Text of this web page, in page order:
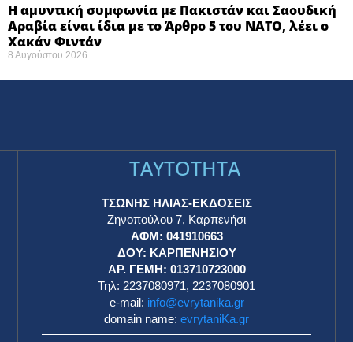
Η αμυντική συμφωνία με Πακιστάν και Σαουδική
Αραβία είναι ίδια με το Άρθρο 5 του ΝΑΤΟ, λέει ο
Χακάν Φιντάν
8 Αυγούστου 2026
TAYTOTHTA
ΤΣΩΝΗΣ ΗΛΙΑΣ-ΕΚΔΟΣΕΙΣ
Ζηνοπούλου 7, Καρπενήσι
ΑΦΜ: 041910663
ΔΟΥ: ΚΑΡΠΕΝΗΣΙΟΥ
ΑΡ. ΓΕΜΗ: 013710723000
Τηλ: 2237080971, 2237080901
e-mail: info@evrytanika.gr
domain name: evrytaniKa.gr